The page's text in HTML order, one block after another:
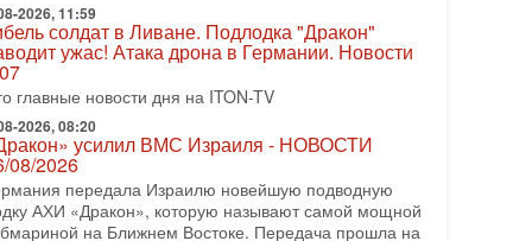
2026, 17:00
закрытых дверей: о чём на самом деле
Трамп и Нетаньяху?
визит премьер-министра Израиля Биньямина
в США и его встреча с Дональдом Трампом
больше вопросов, чем ответов. Полная
07-2026, 15:18
готовит покушение на Нетаниягу! Трамп не
эскалации, но КСИР готовит взрыв!
телеканала ITON-TV СЕРГЕЙ МИГДАЛЬ,
2026, 11:59
солдат в Ливане. Подлодка "Дракон"
ужас! Атака дрона в Германии. Новости
главные новости дня на ITON-TV
2026, 08:20
усилил ВМС Израиля - НОВОСТИ
08/2026
передала Израилю новейшую подводную
АХИ «Дракон», которую называют самой мощной
на Ближнем Востоке. Передача прошла на